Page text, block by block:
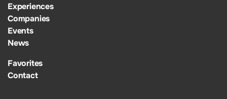
Experiences
Companies
Events
News
Favorites
Contact